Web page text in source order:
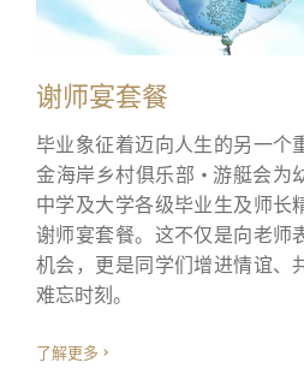
谢师宴套餐
毕业象征着迈向人生的另一个
金海岸乡村俱乐部 • 游艇会为
中学及大学各级毕业生及师长
谢师宴套餐。这不仅是向老师
机会，更是同学们增进情谊、
难忘时刻。
了解更多
-